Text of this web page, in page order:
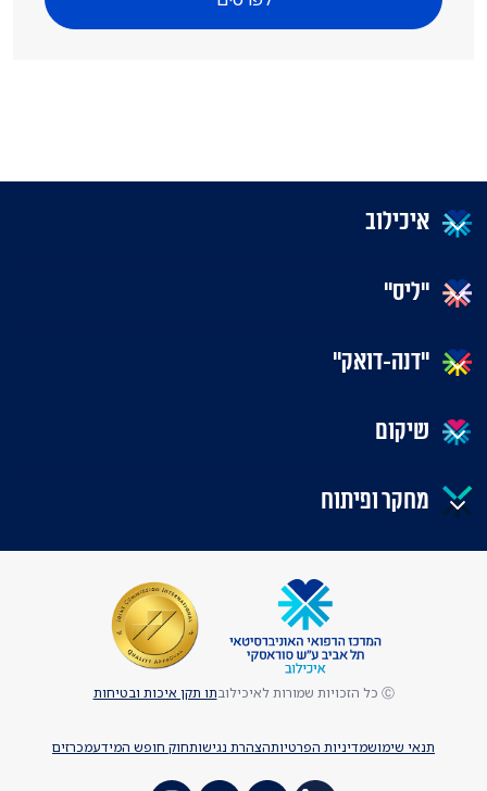
איכילוב
"ליס"
"דנה-דואק"
שיקום
מחקר ופיתוח
תנאי שימושמדיניות הפרטיותהצהרת נגישותחוק חופש המידעמכרזים
Ⓒ כל הזכויות שמורות לאיכילוב תו תקן איכות ובטיחות